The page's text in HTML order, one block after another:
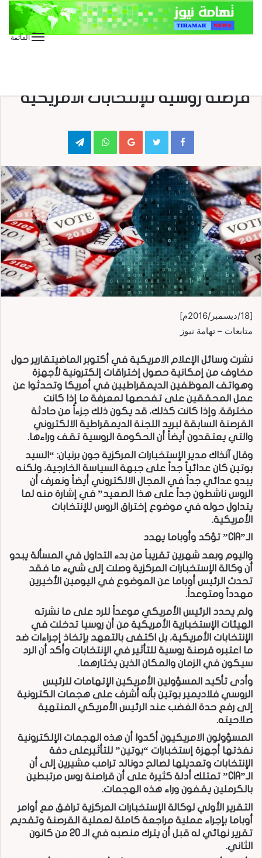
القائمة
قرصنة روسية للإنتخابات الأمريكية
Google+
WhatsApp
Telegram
[18/ديسمبر/2016م]
متابعات – تهامة نيوز
نشرت وسائل الإعلام الامريكية في أكتوبر الماضيتقارير حول
مخاوف من إمكانية حصول إختراقات إلكترونية لأجهزة
وهواتف الموظفين الديمقراطيين في أمريكا وتحدثوا عن
عمل المحققين على تفحصها لمعرفة ما إذا كانت
مخترقة. وإذا كانت كذلك، قد يكون ذلك جزءاً من حادثة
القرصنة السابقة لبريد اللجنة الديمقراطية الالكتروني
والتي يعتقدون أيضاً أن الحكومة الروسية تقف وراءها.
وقال آنذاك مدير الإستخبارات المركزية جون برنيان: “السيد
بوتين كان عدائياً جداً على جبهة السياسة الخارجية، ولكنه
يبدو عدائي جداً في المجال الالكتروني أيضاً ونعرف أن
الروس ناشطون جداً على هذا الصعيد” في إشارة منه لما
يتداول حوله في موضوع إختراق الروس للإنتخابات
الأمريكية.
الـ”CIA” تؤكد وأوباما يهدد
واليوم وبعد شهرين تقريباً من بدء التداول في المسألة يبدو
أن وكالة الإستخبارات المركزية وصلت إلى شيء ما فقد
تحدث الرئيس أوباما عن الموضوع في اليومين الأخيرين
مهدداً ومتوعداً.
ولم يحدد الرئيس الأمريكي موعداً للرد على ما نشرته
الهيئات الإستخبارية الأمريكية من أن روسيا تدخلت في
الإنتخابات الأمريكية، بل اكتفى بالتعهد بإتخاذ إجراءات ضد
ما اعتبره قرصنة روسية للتأثير في الإنتخابات وأكد أن الرد
سيكون في الزمان والمكان الذين يختارهما.
وأدى تأكيد المسؤولين الأمريكين الإتهامات للرئيس
الروسي فلاديمير بوتين بأنه أشرف على هجمات الكترونية
إلى رفع حدة الغضب عند الرئيس الأمريكي المنتهية
صلاحيته.
المسؤولون الامريكيون أكدوا أن هذه الهجمات الإلكترونية
نفذتها أجهزة إستخبارات “بوتين” للتأثيرعلى دفة
الإنتخابات وتعديلها لصالح دونالد ترامب مشيرين إلى أن
الـ”CIA” تمتلك أدلة كثيرة على أن قراصنة روس مرتبطين
بالكرملين يقفون وراء هذه الهجمات.
التقرير الأولي لوكالة الإستخبارات المركزية ترافق مع أوامر
أوباما بإجراء عملية مراجعة كاملة لعملية القرصنة وتقديم
تقرير نهائي له قبل أن يترك منصبه في الـ 20 من كانون
الثاني.